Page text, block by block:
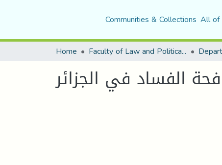
Communities & Collections All of
Home Faculty of Law and Political Science
الفساد في الجزائر